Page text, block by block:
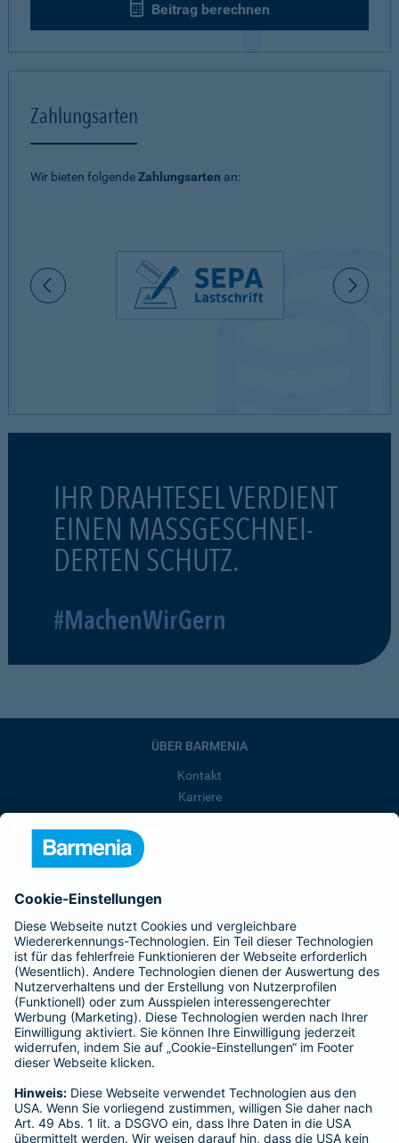
Beitrag berechnen
Zahlungsarten
Wir bieten folgendeZahlungsarten an:
IHR DRAHTESEL VERDIENT
EINEN MASSGESCHNEI-
DERTEN SCHUTZ.
#MachenWirGern
ÜBER BARMENIA
Kontakt
Karriere
Barmenia ist Teil der BarmeniaGothaer
BELIEBTE SEITEN
Kranken-Zusatzversicherung
Tierversicherungen
Haftpflichtversicherung
Hausratversicherung
Adresse ändern
Schaden melden